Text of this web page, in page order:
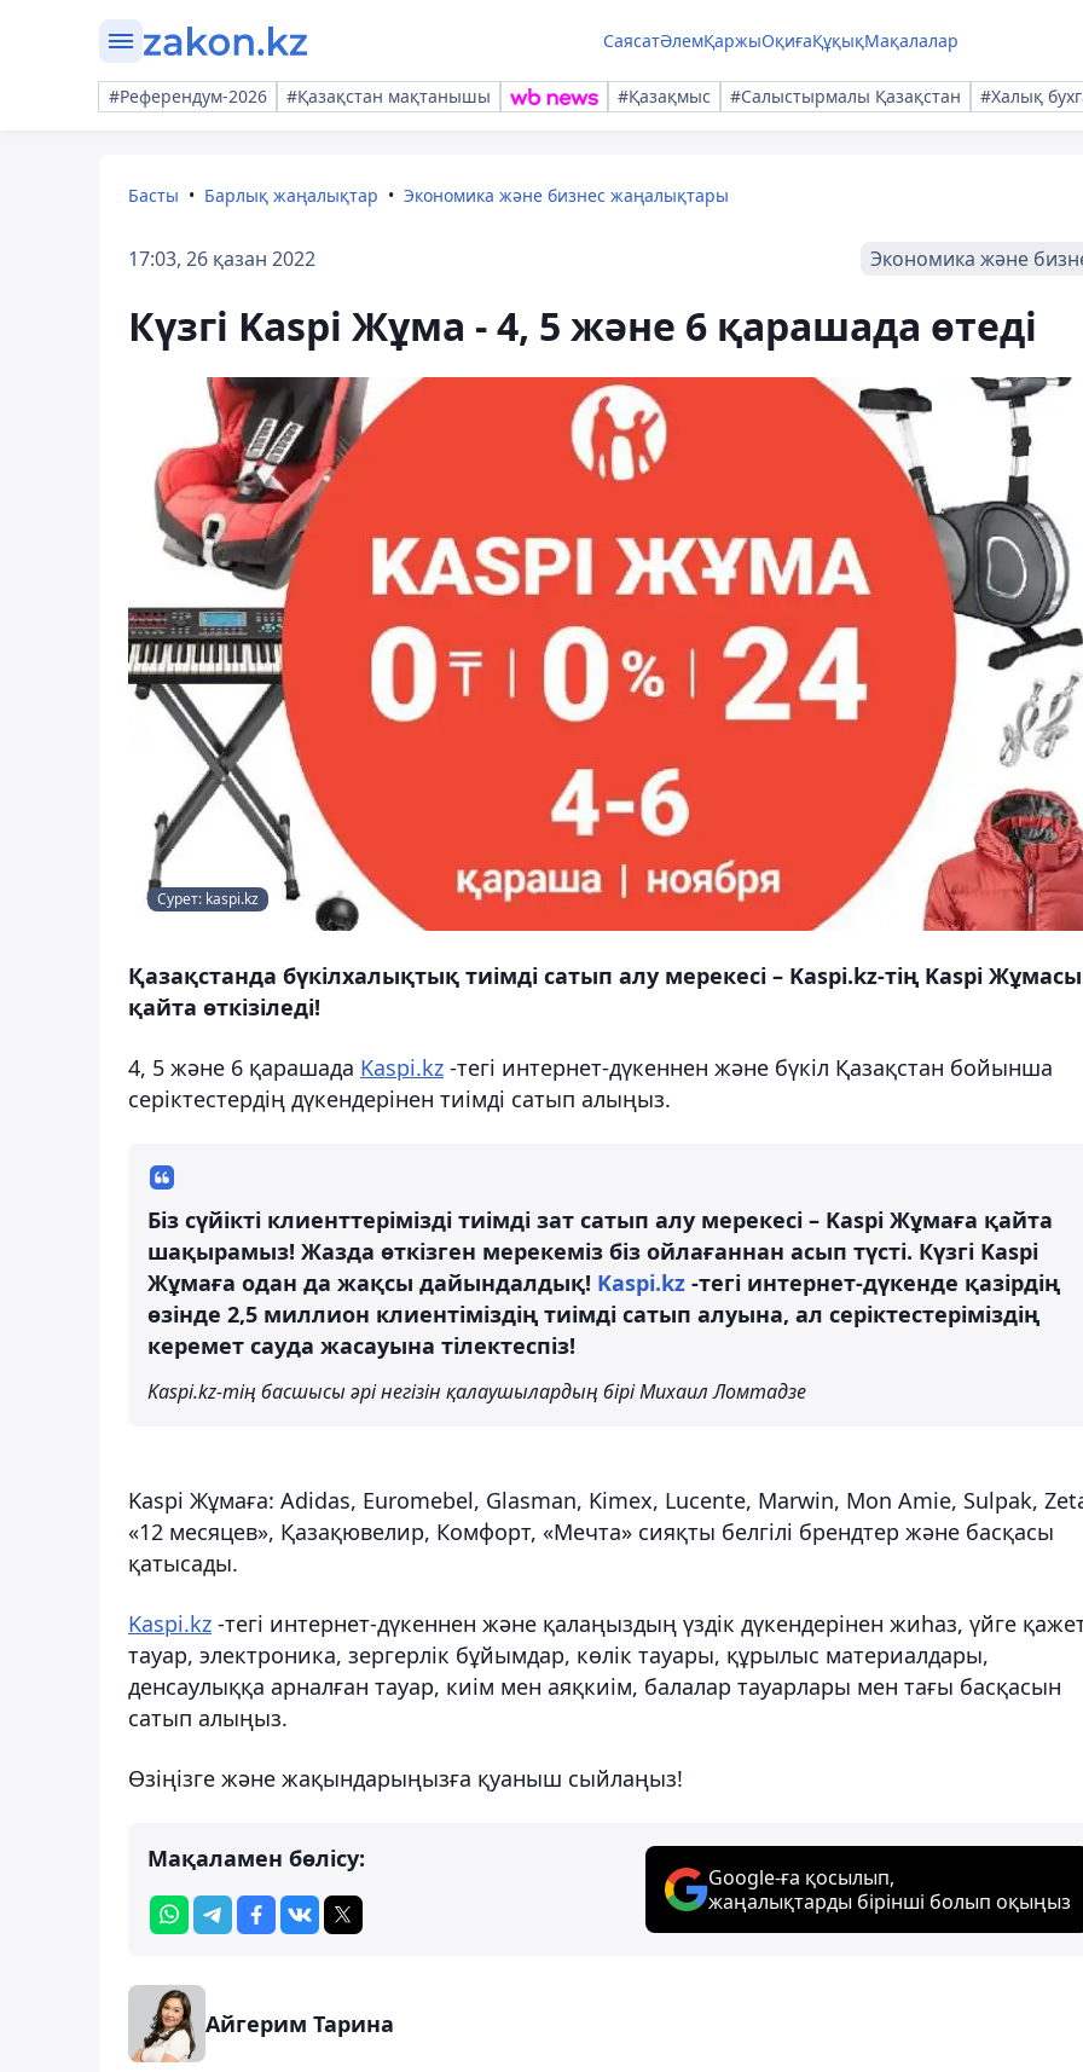
СаясатӘлемҚаржыОқиғаҚұқықМақалалар
#Референдум-2026 #Қазақстан мақтанышы #Қазақмыс #Салыстырмалы Қазақстан #Халық
Басты Барлық жаңалықтар Экономика және бизнес жаңалықтары
17:03, 26 қазан 2022 Экономика және
Күзгі Kaspi Жұма - 4, 5 және 6 қарашада өтеді
Сурет: kaspi.kz
Қазақстанда бүкілхалықтық тиімді сатып алу мерекесі – Kaspi.kz-тің Kaspi Жұмасы
қайта өткізіледі!
4, 5 және 6 қарашада Kaspi.kz -тегі интернет-дүкеннен және бүкіл Қазақстан бойынша
серіктестердің дүкендерінен тиімді сатып алыңыз.
Біз сүйікті клиенттерімізді тиімді зат сатып алу мерекесі – Kaspi Жұмаға қайта
шақырамыз! Жазда өткізген мерекеміз біз ойлағаннан асып түсті. Күзгі Kaspi
Жұмаға одан да жақсы дайындалдық! Kaspi.kz -тегі интернет-дүкенде қазірдің
өзінде 2,5 миллион клиентіміздің тиімді сатып алуына, ал серіктестеріміздің
керемет сауда жасауына тілектеспіз!
Kaspi.kz-тің басшысы әрі негізін қалаушылардың бірі Михаил Ломтадзе
Kaspi Жұмаға: Adidas, Euromebel, Glasman, Kimex, Lucente, Marwin, Mon Amie, Sulpak,
«12 месяцев», Қазақювелир, Комфорт, «Мечта» сияқты белгілі брендтер және басқасы
қатысады.
Kaspi.kz -тегі интернет-дүкеннен және қалаңыздың үздік дүкендерінен жиһаз, үйге
тауар, электроника, зергерлік бұйымдар, көлік тауары, құрылыс материалдары,
денсаулыққа арналған тауар, киім мен аяқкиім, балалар тауарлары мен тағы басқасын
сатып алыңыз.
Өзіңізге және жақындарыңызға қуаныш сыйлаңыз!
Мақаламен бөлісу:
Google-ға қосылып,
жаңалықтарды бірінші болып оқыңыз
Айгерим Тарина